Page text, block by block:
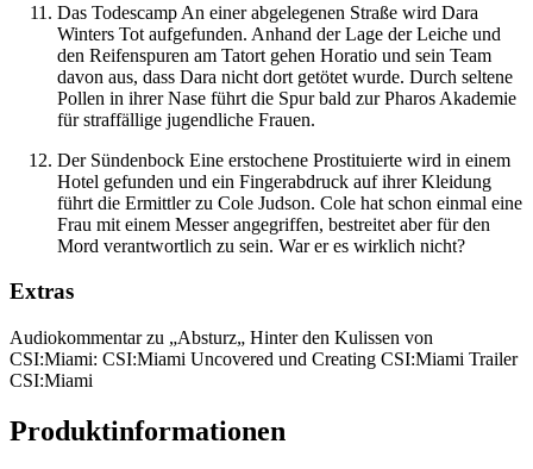
Das Todescamp An einer abgelegenen Straße wird Dara
Winters Tot aufgefunden. Anhand der Lage der Leiche und
den Reifenspuren am Tatort gehen Horatio und sein Team
davon aus, dass Dara nicht dort getötet wurde. Durch seltene
Pollen in ihrer Nase führt die Spur bald zur Pharos Akademie
für straffällige jugendliche Frauen.
Der Sündenbock Eine erstochene Prostituierte wird in einem
Hotel gefunden und ein Fingerabdruck auf ihrer Kleidung
führt die Ermittler zu Cole Judson. Cole hat schon einmal eine
Frau mit einem Messer angegriffen, bestreitet aber für den
Mord verantwortlich zu sein. War er es wirklich nicht?
Extras
Audiokommentar zu „Absturz„ Hinter den Kulissen von
CSI:Miami: CSI:Miami Uncovered und Creating CSI:Miami Trailer
CSI:Miami
Produktinformationen